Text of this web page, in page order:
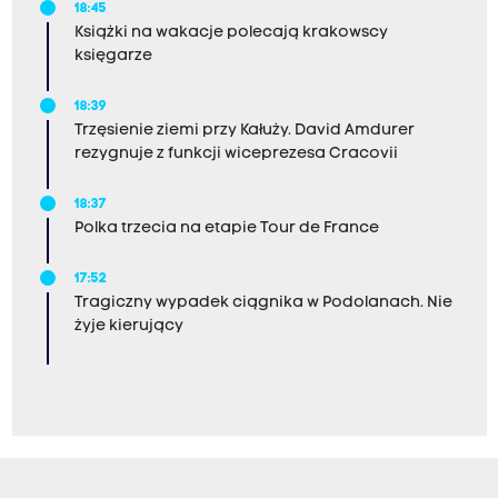
18:45
Książki na wakacje polecają krakowscy
księgarze
18:39
Trzęsienie ziemi przy Kałuży. David Amdurer
rezygnuje z funkcji wiceprezesa Cracovii
18:37
Polka trzecia na etapie Tour de France
17:52
Tragiczny wypadek ciągnika w Podolanach. Nie
żyje kierujący